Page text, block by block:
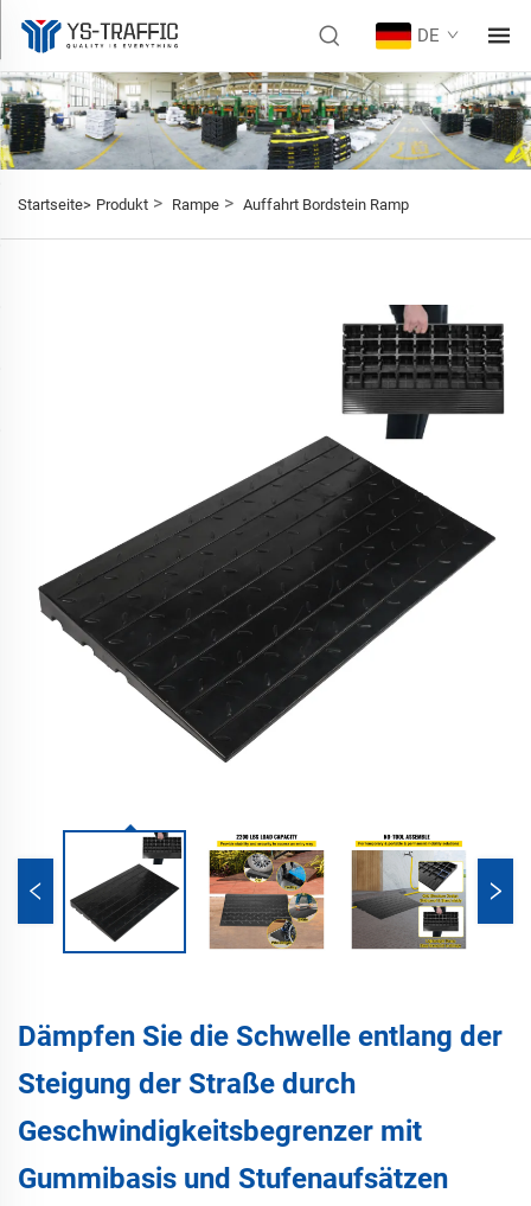
DE
Startseite> Produkt > Rampe > Auffahrt Bordstein Ramp
Dämpfen Sie die Schwelle entlang der
Steigung der Straße durch
Geschwindigkeitsbegrenzer mit
Gummibasis und Stufenaufsätzen